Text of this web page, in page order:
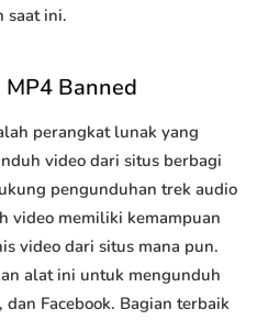
saat ini.
Banned
perangkat lunak yang
video dari situs berbagi
pengunduhan trek audio
video memiliki kemampuan
video dari situs mana pun.
alat ini untuk mengunduh
Facebook. Bagian terbaik